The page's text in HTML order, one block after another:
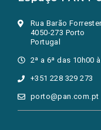
Rua Barão
4050-273 Porto
Portugal
2ª a 6ª das 10h00
+351 228 329 273
porto@pan.com.pt